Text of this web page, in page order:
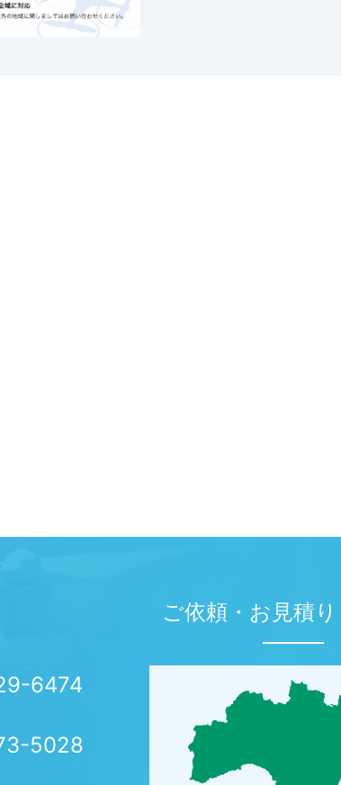
ご依頼・お見積
6474
5028